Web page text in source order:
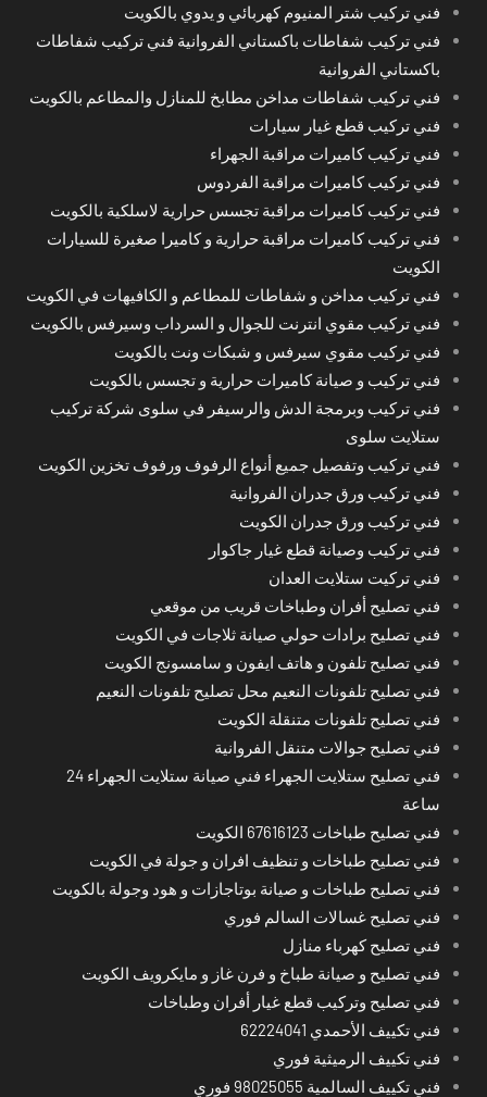
فني تركيب شتر المنيوم كهربائي و يدوي بالكويت
فني تركيب شفاطات باكستاني الفروانية فني تركيب شفاطات
باكستاني الفروانية
فني تركيب شفاطات مداخن مطابخ للمنازل والمطاعم بالكويت
فني تركيب قطع غيار سيارات
فني تركيب كاميرات مراقبة الجهراء
فني تركيب كاميرات مراقبة الفردوس
فني تركيب كاميرات مراقبة تجسس حرارية لاسلكية بالكويت
فني تركيب كاميرات مراقبة حرارية و كاميرا صغيرة للسيارات
الكويت
فني تركيب مداخن و شفاطات للمطاعم و الكافيهات في الكويت
فني تركيب مقوي انترنت للجوال و السرداب وسيرفس بالكويت
فني تركيب مقوي سيرفس و شبكات ونت بالكويت
فني تركيب و صيانة كاميرات حرارية و تجسس بالكويت
فني تركيب وبرمجة الدش والرسيفر في سلوى شركة تركيب
ستلايت سلوى
فني تركيب وتفصيل جميع أنواع الرفوف ورفوف تخزين الكويت
فني تركيب ورق جدران الفروانية
فني تركيب ورق جدران الكويت
فني تركيب وصيانة قطع غيار جاكوار
فني تركيت ستلايت العدان
فني تصليح أفران وطباخات قريب من موقعي
فني تصليح برادات حولي صيانة ثلاجات في الكويت
فني تصليح تلفون و هاتف ايفون و سامسونج الكويت
فني تصليح تلفونات النعيم محل تصليح تلفونات النعيم
فني تصليح تلفونات متنقلة الكويت
فني تصليح جوالات متنقل الفروانية
فني تصليح ستلايت الجهراء فني صيانة ستلايت الجهراء 24
ساعة
فني تصليح طباخات 67616123 الكويت
فني تصليح طباخات و تنظيف افران و جولة في الكويت
فني تصليح طباخات و صيانة بوتاجازات و هود وجولة بالكويت
فني تصليح غسالات السالم فوري
فني تصليح كهرباء منازل
فني تصليح و صيانة طباخ و فرن غاز و مايكرويف الكويت
فني تصليح وتركيب قطع غيار أفران وطباخات
فني تكييف الأحمدي 62224041
فني تكييف الرميثية فوري
فني تكييف السالمية 98025055 فوري